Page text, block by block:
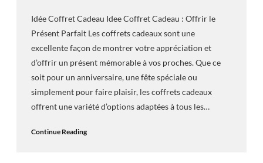
Idée Coffret Cadeau Idee Coffret Cadeau : Offrir le
Présent Parfait Les coffrets cadeaux sont une
excellente façon de montrer votre appréciation et
d’offrir un présent mémorable à vos proches. Que ce
soit pour un anniversaire, une fête spéciale ou
simplement pour faire plaisir, les coffrets cadeaux
offrent une variété d’options adaptées à tous les…
Continue Reading